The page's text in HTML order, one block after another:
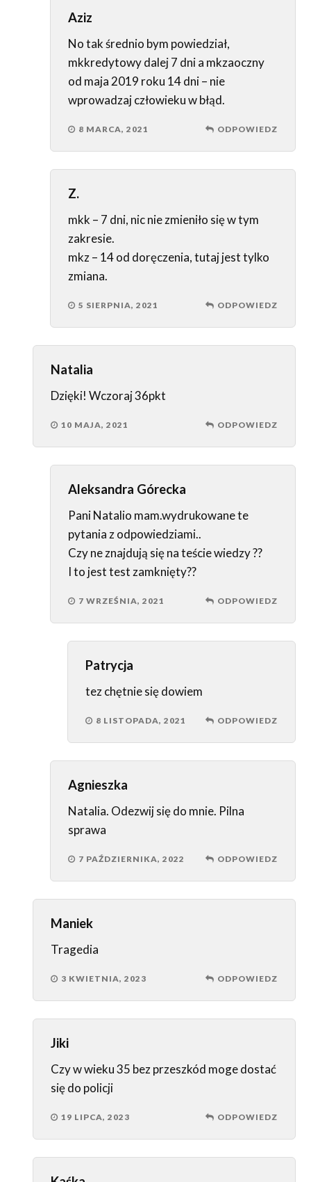
Aziz
No tak średnio bym powiedział,
mkkredytowy dalej 7 dni a mkzaoczny
od maja 2019 roku 14 dni – nie
wprowadzaj człowieku w błąd.
8 MARCA, 2021 ODPOWIEDZ
Z.
mkk – 7 dni, nic nie zmieniło się w tym
zakresie.
mkz – 14 od doręczenia, tutaj jest tylko
zmiana.
5 SIERPNIA, 2021 ODPOWIEDZ
Natalia
Dzięki! Wczoraj 36pkt
10 MAJA, 2021 ODPOWIEDZ
Aleksandra Górecka
Pani Natalio mam.wydrukowane te
pytania z odpowiedziami..
Czy ne znajdują się na teście wiedzy ??
I to jest test zamknięty??
7 WRZEŚNIA, 2021 ODPOWIEDZ
Patrycja
tez chętnie się dowiem
8 LISTOPADA, 2021 ODPOWIEDZ
Agnieszka
Natalia. Odezwij się do mnie. Pilna
sprawa
7 PAŹDZIERNIKA, 2022 ODPOWIEDZ
Maniek
Tragedia
3 KWIETNIA, 2023 ODPOWIEDZ
Jiki
Czy w wieku 35 bez przeszkód moge dostać
się do policji
19 LIPCA, 2023 ODPOWIEDZ